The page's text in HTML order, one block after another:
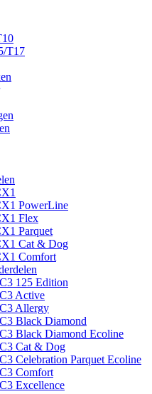
T17
PowerLine
Flex
Parquet
Cat & Dog
Comfort
125 Edition
Active
Allergy
Black Diamond
Black Diamond Ecoline
Cat & Dog
Celebration Parquet Ecoline​
Comfort
Excellence